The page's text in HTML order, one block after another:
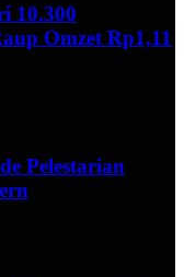
10.300
Omzet Rp1,11
Pelestarian